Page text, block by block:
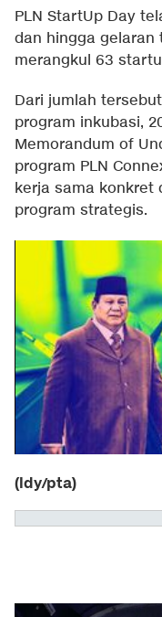
PLN StartUp Day
dan hingga gelaran
merangkul 63
Dari jumlah
program inkubasi,
Memorandum of
program PLN
kerja sama konkret
program strategis.
(ldy/pta)